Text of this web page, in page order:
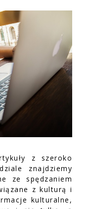
z szeroko
znajdziemy
ze spędzaniem
z kulturą i
kulturalne,